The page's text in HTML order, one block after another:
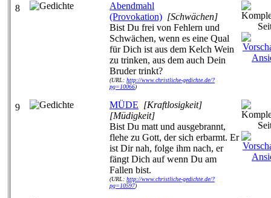
8
Abendmahl
(Provokation) [Schwächen]
Bist Du frei von Fehlern und
Schwächen, wenn es eine Qual
für Dich ist aus dem Kelch Wein
zu trinken, aus dem auch Dein
Bruder trinkt?
(URL: http://www.christliche-gedichte.de/?
pg=10066)
9 MÜDE [Kraftlosigkeit]
[Müdigkeit]
Bist Du matt und ausgebrannt,
flehe zu Gott, der sich erbarmt. Er
ist Dir nah, folge ihm nach, er
fängt Dich auf wenn Du am
Fallen bist.
(URL: http://www.christliche-gedichte.de/?
pg=10597)